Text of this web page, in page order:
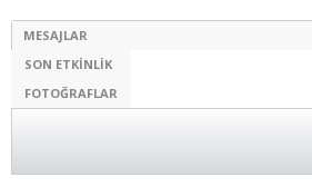
MESAJLAR
SON ETKINLIK
FOTOĞRAFLAR